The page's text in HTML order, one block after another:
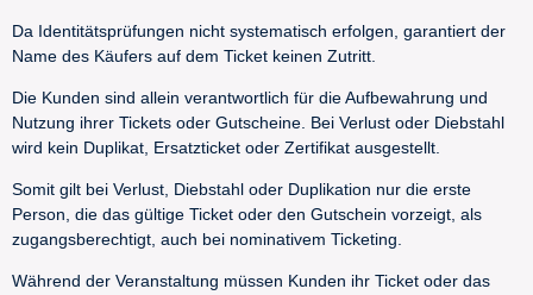
Da Identitätsprüfungen nicht systematisch erfolgen, garantiert der
Name des Käufers auf dem Ticket keinen Zutritt.
Die Kunden sind allein verantwortlich für die Aufbewahrung und
Nutzung ihrer Tickets oder Gutscheine. Bei Verlust oder Diebstahl
wird kein Duplikat, Ersatzticket oder Zertifikat ausgestellt.
Somit gilt bei Verlust, Diebstahl oder Duplikation nur die erste
Person, die das gültige Ticket oder den Gutschein vorzeigt, als
zugangsberechtigt, auch bei nominativem Ticketing.
Während der Veranstaltung müssen Kunden ihr Ticket oder das